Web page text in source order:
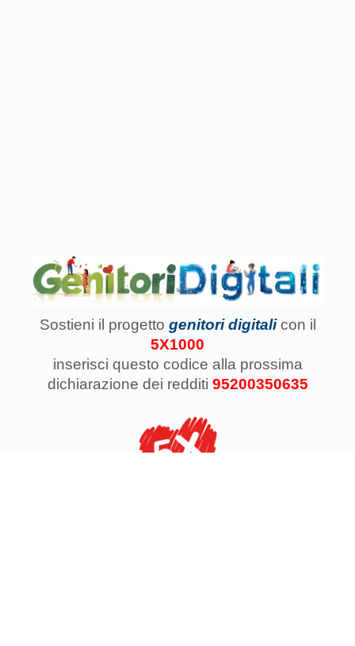
Sostieni il progetto genitori digitali con il
5X1000
inserisci questo codice alla prossima
dichiarazione dei redditi 95200350635